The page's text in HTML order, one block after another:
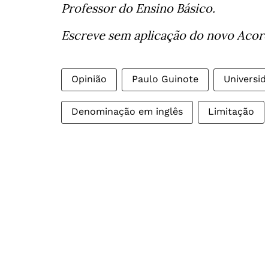
Professor do Ensino Básico.
Escreve sem aplicação do novo
Opinião Paulo Guinote
Denominação em inglês Limitação